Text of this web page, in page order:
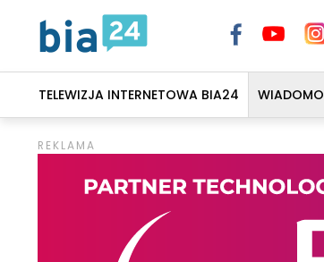
TELEWIZJA INTERNETOWA BIA24